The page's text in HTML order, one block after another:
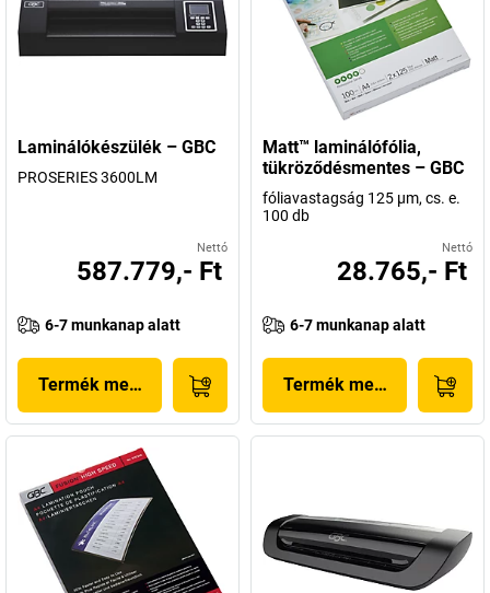
Laminálókészülék – GBC
PROSERIES 3600LM
Nettó
587.779,- Ft
6-7 munkanap alatt
Termék megjelenítése
Matt™ laminálófólia,
tükröződésmentes – GBC
fóliavastagság 125 µm, cs. e.
100 db
Nettó
28.765,- Ft
6-7 munkanap alatt
Termék megjelenítése